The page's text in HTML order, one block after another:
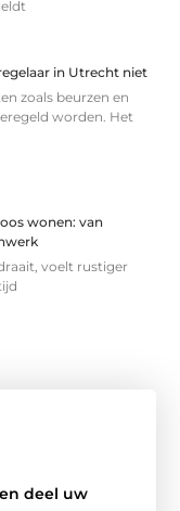
in Utrecht niet
zoals beurzen en
worden. Het
wonen: van
voelt rustiger
deel uw